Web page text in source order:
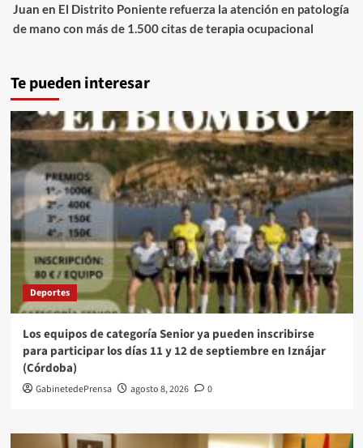
Juan en El Distrito Poniente refuerza la atención en patología
de mano con más de 1.500 citas de terapia ocupacional
Te pueden interesar
Deportes
Los equipos de categoría Senior ya pueden inscribirse
para participar los días 11 y 12 de septiembre en Iznájar
(Córdoba)
GabinetedePrensa agosto 8, 2026 0